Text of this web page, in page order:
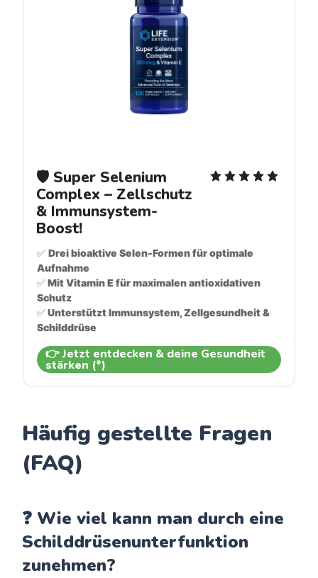
🛡️ Super Selenium
Complex – Zellschutz
& Immunsystem-
Boost!
✅ Drei bioaktive Selen-Formen für optimale
Aufnahme
✅ Mit Vitamin E für maximalen antioxidativen
Schutz
✅ Unterstützt Immunsystem, Zellgesundheit &
Schilddrüse
👉 Jetzt entdecken & deine Gesundheit
stärken (*)
Häufig gestellte Fragen
(FAQ)
❓ Wie viel kann man durch eine
Schilddrüsenunterfunktion
zunehmen?